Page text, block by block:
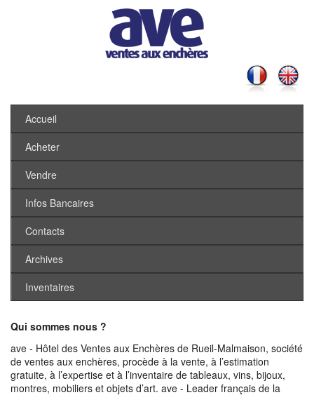
Accueil
Acheter
Vendre
Infos Bancaires
Contacts
Archives
Inventaires
Qui sommes nous ?
ave - Hôtel des Ventes aux Enchères de Rueil-Malmaison, société
de ventes aux enchères, procède à la vente, à l’estimation
gratuite, à l’expertise et à l’inventaire de tableaux, vins, bijoux,
montres, mobiliers et objets d’art. ave - Leader français de la